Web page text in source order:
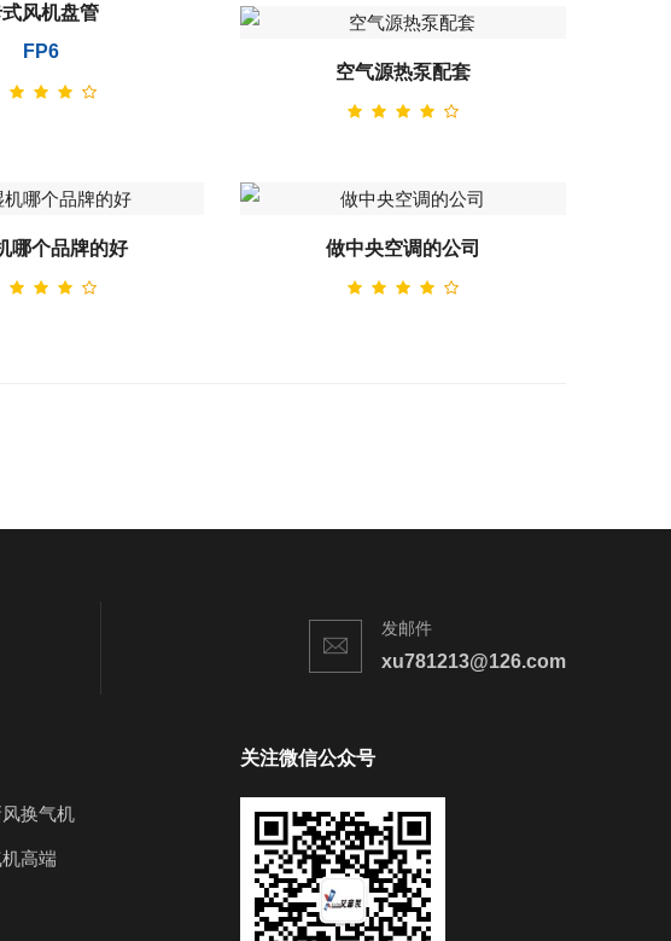
风机盘管
FP6
空气源热泵配套
哪个品牌的好 做中央空调的公司
发邮件
xu781213@126.com
换气机
高端
关注微信公众号